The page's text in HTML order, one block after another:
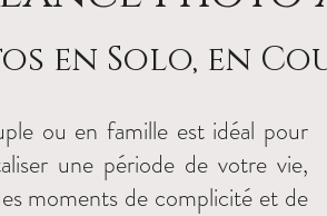
en Solo, en
ou en famille est idéal pour
une période de votre vie,
moments de complicité et de